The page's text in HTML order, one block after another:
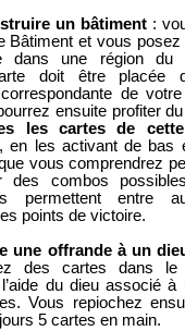
un bâtiment :
Bâtiment et vous posez
dans une région du
doit être placée
de
ensuite profiter
les cartes de
, en les activant de bas
vous comprendrez
des combos
permettent entre
points de victoire.
une offrande à un
des cartes dans
du dieu associé à
Vous repiochez
5 cartes en main.